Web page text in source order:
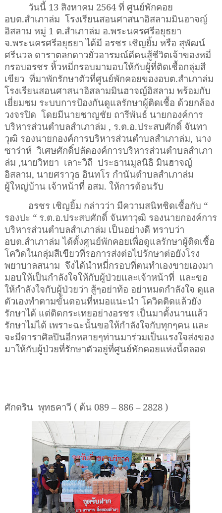
วันนี้ 13สิงหาคม 2564ที่ ศูนย์พักคอย
อบต.สำเภาล่ม โรงเรียนสอนศาสนาอิสลามมินฮาจญ์
อิสลาม หมู่ 1 ต.สำเภาล่ม อ.พระนครศรีอยุธยา
จ.พระนครศรีอยุธยา ได้มี อรชร เชิญยิ้ม หรือ สุพัฒน์
ศรีนวล ดาราตลกดาวยั่วอารมณ์ดีคนสู้ชีวิตเจ้าของหมี่
กรอบอรชร หิ้วหมี่กรอบมามอบให้กับผู้ที่ติดเชื้อกลุ่มสี
เขียว ที่มาพักรักษาตัวที่ศูนย์พักคอยของอบต.สำเภาล่ม
โรงเรียนสอนศาสนาอิสลามมินฮาจญ์อิสลาม พร้อมกับ
เยี่ยมชม ระบบการป้องกันดูแลรักษาผู้ติดเชื้อ ด้วยกล้อง
วงจรปิด โดยมีนายชาญชัย ถารีพันธ์ นายกองค์การ
บริหารส่วนตำบลสำเภาล่ม , ร.ต.อ.ประสบศักดิ์ จันทา
วุฒิ รองนายกองค์การบริหารส่วนตำบลสำเภาล่ม, นาง
ซาร่าห์ วิเศษศักดิ์ปลัดองค์การบริหารส่วนตำบลสำเภา
ล่ม ,นายวิทยา เลาะวิถี ประธานมูลนิธิ มินฮาจญ์
อิสลาม, นายศราวุธ อินทโร กำนันตำบลสำเภาล่ม
ผู้ใหญ่บ้าน เจ้าหน้าที่ อสม. ให้การต้อนรับ
อรชร เชิญยิ้ม กล่าวว่า มีความสนิทชิดเชื้อกับ “
รองปะ “ ร.ต.อ.ประสบศักดิ์ จันทาวุฒิ รองนายกองค์การ
บริหารส่วนตำบลสำเภาล่ม เป็นอย่างดี ทราบว่า
อบต.สำเภาล่ม ได้ตั้งศูนย์พักคอยเพื่อดูแลรักษาผู้ติดเชื้อ
โควิดในกลุ่มสีเขียวที่รอการส่งต่อไปรักษาต่อยังโรง
พยาบาลสนาม จึงได้นำหมี่กรอบที่ตนทำเองขายเองมา
มอบให้เป็นกำลังใจให้กับผู้ป่วยและเจ้าหน้าที่ และขอ
ให้กำลังใจกับผู้ป่วยว่า สู้ๆอย่าท้อ อย่าหมดกำลังใจ ดูแล
ตัวเองทำตามขั้นตอนที่หมอแนะนำ โควิดติดแล้วยัง
รักษาได้ แต่ติดกระเทยอย่างอรชร เป็นมาตั้งนานแล้ว
รักษาไม่ได้ เพราะฉะนั้นขอให้กำลังใจกับทุกๆคน และ
จะมีดาราศิลปินอีกหลายๆท่านมาร่วมเป็นแรงใจส่งของ
มาให้กับผู้ป่วยที่รักษาตัวอยู่ที่ศูนย์พักคอยแห่งนี้ตลอด
ศักดริน พุทธคาวี ( ต้น 089 – 886 – 2828 )